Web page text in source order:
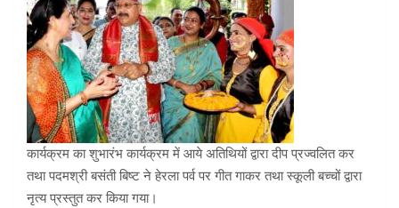
कार्यक्रम का शुभारंभ कार्यक्रम में आये अतिथियों द्वारा दीप प्रज्वलित कर
तथा पदमश्री बसंती बिष्ट ने हेरला पर्व पर गीत गाकर तथा स्कूली बच्चों द्वारा
नृत्य प्रस्तुत कर किया गया।